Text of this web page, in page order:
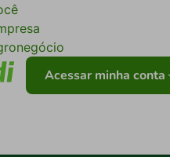
Acessar minha conta